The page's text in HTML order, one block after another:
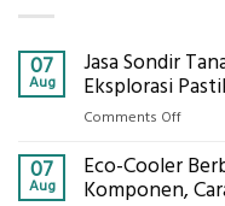
07
Aug
Jasa Sondir
Eksplorasi
Comments Offon
Sondir
Tanah
07
Aug
Eco-Cooler
Komponen,